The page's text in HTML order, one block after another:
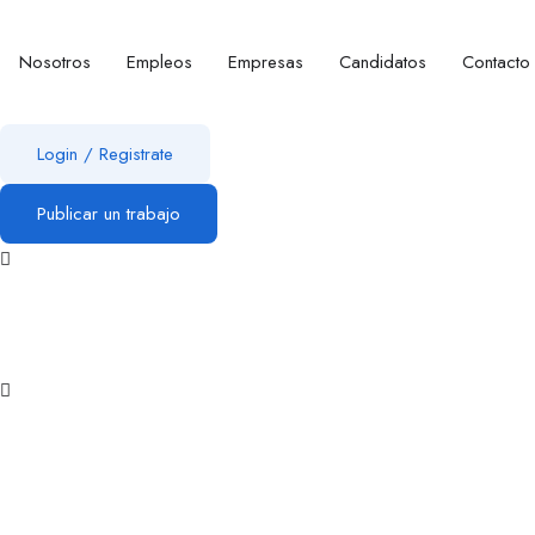
Nosotros Empleos Empresas Candidatos Contacto
Login / Registrate
Publicar un trabajo